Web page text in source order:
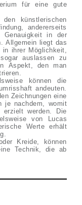
für eine gute
künstlerischen
andererseits
in der
Allgemein liegt das
in ihrer Möglichkeit,
auslassen zu
Aspekt, den man
können die
andeuten.
Zeichnungen eine
je nachdem, womit
erzielt werden. Die
von Lucas
Werte erhält
Kreide, können
Technik, die ab